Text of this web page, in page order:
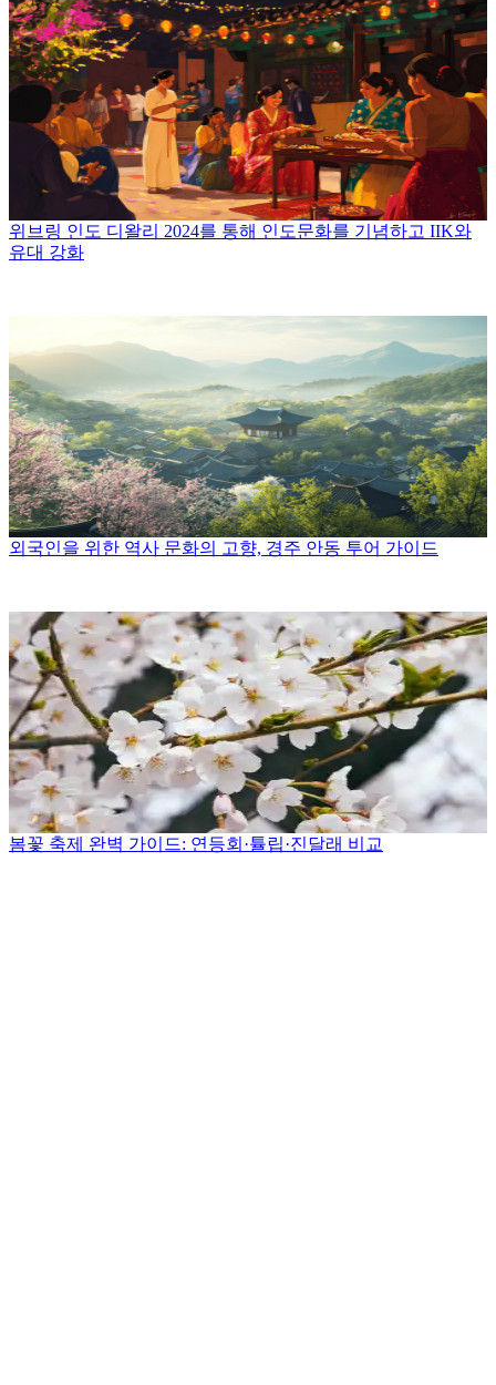
위브링 인도 디왈리 2024를 통해 인도문화를 기념하고 IIK와
유대 강화
외국인을 위한 역사 문화의 고향, 경주 안동 투어 가이드
봄꽃 축제 완벽 가이드: 연등회·튤립·진달래 비교